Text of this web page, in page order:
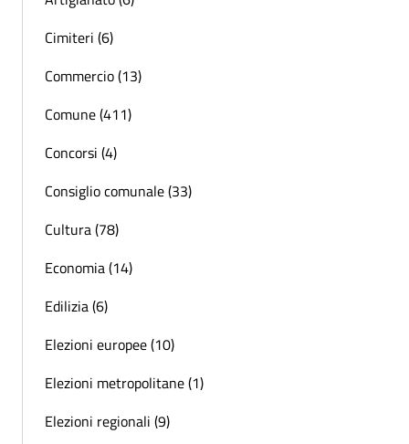
Cimiteri (6)
Commercio (13)
Comune (411)
Concorsi (4)
Consiglio comunale (33)
Cultura (78)
Economia (14)
Edilizia (6)
Elezioni europee (10)
Elezioni metropolitane (1)
Elezioni regionali (9)